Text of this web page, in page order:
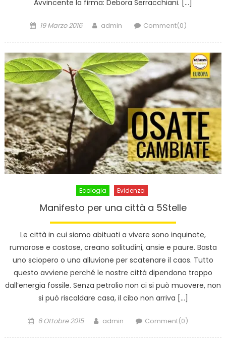
Avvincente la firma: Debora Serracchiani. […]
Posted
19 Marzo 2016 Author
admin Comment(0)
Ecologia Evidenza
Manifesto per una città a 5Stelle
Le città in cui siamo abituati a vivere sono inquinate,
rumorose e costose, creano solitudini, ansie e paure. Basta
uno sciopero o una alluvione per scatenare il caos. Tutto
questo avviene perché le nostre città dipendono troppo
dall’energia fossile. Senza petrolio non ci si può muovere, non
si può riscaldare casa, il cibo non arriva […]
Posted
6 Ottobre 2015 Author
admin Comment(0)